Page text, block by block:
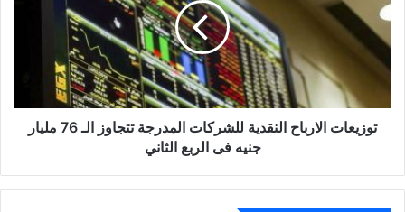
مليار
جنيه
للشركات
المدرجة
تتجاوز
الـ
مليار
جنيه
توزيعات الارباح النقدية للشركات المدرجة تتجاوز الـ 76 مليار
جنيه فى الربع الثاني